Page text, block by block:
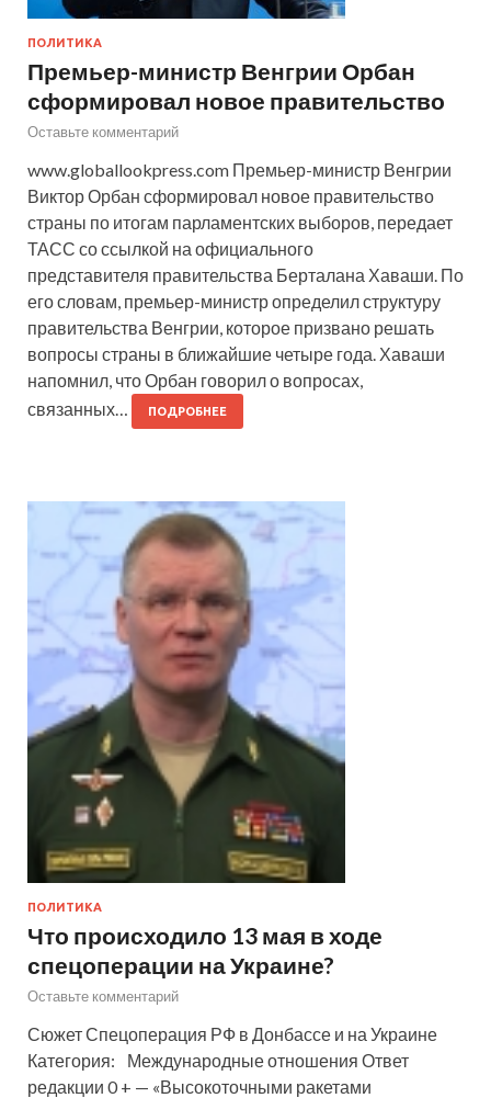
ПОЛИТИКА
Премьер-министр Венгрии Орбан
сформировал новое правительство
Оставьте комментарий
www.globallookpress.com Премьер-министр Венгрии
Виктор Орбан сформировал новое правительство
страны по итогам парламентских выборов, передает
ТАСС со ссылкой на официального
представителя правительства Берталана Хаваши. По
его словам, премьер-министр определил структуру
правительства Венгрии, которое призвано решать
вопросы страны в ближайшие четыре года. Хаваши
напомнил, что Орбан говорил о вопросах,
связанных…
ПОДРОБНЕЕ
ПОЛИТИКА
Что происходило 13 мая в ходе
спецоперации на Украине?
Оставьте комментарий
Сюжет Спецоперация РФ в Донбассе и на Украине
Категория: Международные отношения Ответ
редакции 0 + — «Высокоточными ракетами